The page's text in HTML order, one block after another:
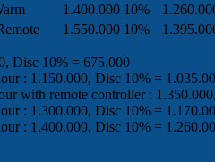
1.400.000 10%
1.550.000 10%
Disc 10% = 675.000
: 1.150.000, Disc 10% =
with remote controller :
: 1.300.000, Disc 10% =
: 1.400.000, Disc 10% =